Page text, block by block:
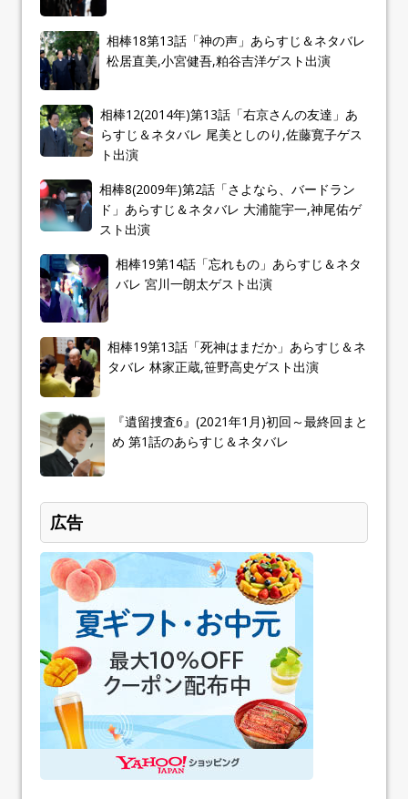
相棒18第13話「神の声」あらすじ＆ネタバレ
松居直美,小宮健吾,粕谷吉洋ゲスト出演
相棒12(2014年)第13話「右京さんの友達」あ
らすじ＆ネタバレ 尾美としのり,佐藤寛子ゲス
ト出演
相棒8(2009年)第2話「さよなら、バードラン
ド」あらすじ＆ネタバレ 大浦龍宇一,神尾佑ゲ
スト出演
相棒19第14話「忘れもの」あらすじ＆ネタ
バレ 宮川一朗太ゲスト出演
相棒19第13話「死神はまだか」あらすじ＆ネ
タバレ 林家正蔵,笹野高史ゲスト出演
『遺留捜査6』(2021年1月)初回～最終回まと
め 第1話のあらすじ＆ネタバレ
広告